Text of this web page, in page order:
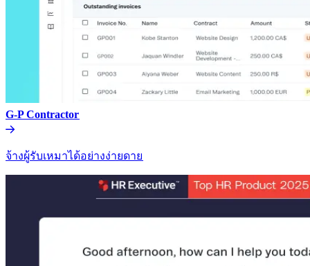
G-P Contractor​​
จ้างผู้รับเหมาได้อย่างง่ายดาย​​